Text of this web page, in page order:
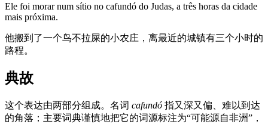
Ele foi morar num sítio no cafundó do Judas, a três horas da cidade
mais próxima.
他搬到了一个鸟不拉屎的小农庄，离最近的城镇有三个小时的
路程。
典故
这个表达由两部分组成。名词 cafundó 指又深又偏、难以到达
的角落；主要词典谨慎地把它的词源标注为“可能源自非洲”，